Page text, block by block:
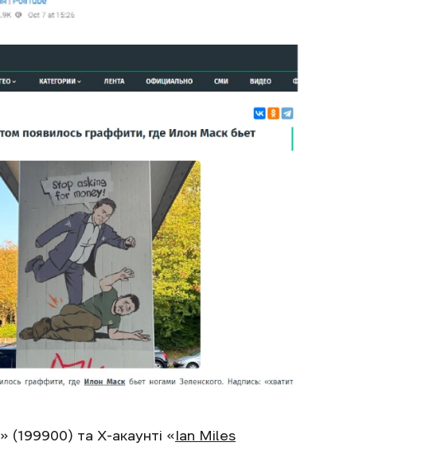
» (199900) та X-акаунті «Ian Miles